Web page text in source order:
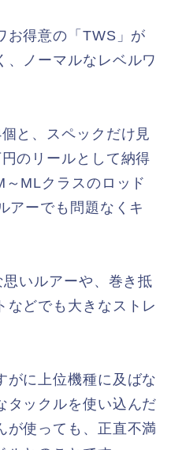
お得意の「TWS」が
、ノーマルなレベルワ
と、スペックだけ見
のリールとして納得
MLクラスのロッド
アーでも問題なくキ
いルアーや、巻き抵
などでも大きなストレ
がに上位機種に及ばな
タックルを使い込んだ
が使っても、正直不満